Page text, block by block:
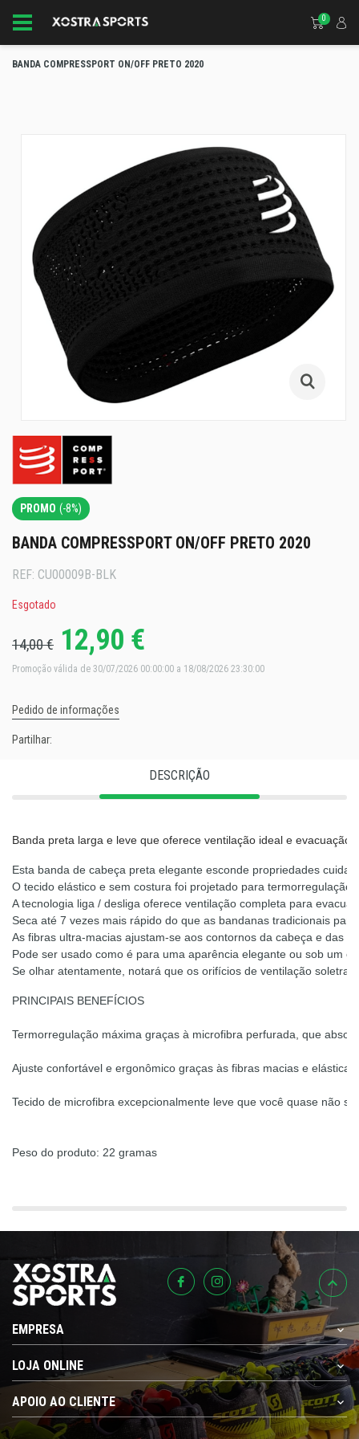
0
BANDA COMPRESSPORT ON/OFF PRETO 2020
DESCRIÇÃO
Banda preta larga e leve que oferece ventilação ideal e evacuação
Esta banda de cabeça preta elegante esconde propriedades
O tecido elástico e sem costura foi projetado para
A tecnologia liga / desliga oferece ventilação completa para
Seca até 7 vezes mais rápido do que as bandanas tradicionais
As fibras ultra-macias ajustam-se aos contornos da cabeça e das
Pode ser usado como é para uma aparência elegante ou sob um
Se olhar atentamente, notará que os orifícios de ventilação
PRINCIPAIS BENEFÍCIOS
Termorregulação máxima graças à microfibra perfurada, que
Ajuste confortável e ergonômico graças às fibras macias e
Tecido de microfibra excepcionalmente leve que você quase não
Peso do produto: 22 gramas
PROMO (-8%)
BANDA COMPRESSPORT ON/OFF PRETO 2020
REF: CU00009B-BLK
Esgotado
14,00 € 12,90 €
Promoção válida de 30/07/2026 00:00:00 a 18/08/2026 23:30:00
Pedido de informações
Partilhar:
EMPRESA
LOJA ONLINE
APOIO AO CLIENTE